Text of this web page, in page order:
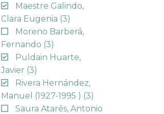
Maestre Galindo,
Clara Eugenia (3)
Moreno Barberá,
Fernando (3)
Puldain Huarte,
Javier (3)
Rivera Hernández,
Manuel (1927-1995 ) (3)
Saura Atarés, Antonio